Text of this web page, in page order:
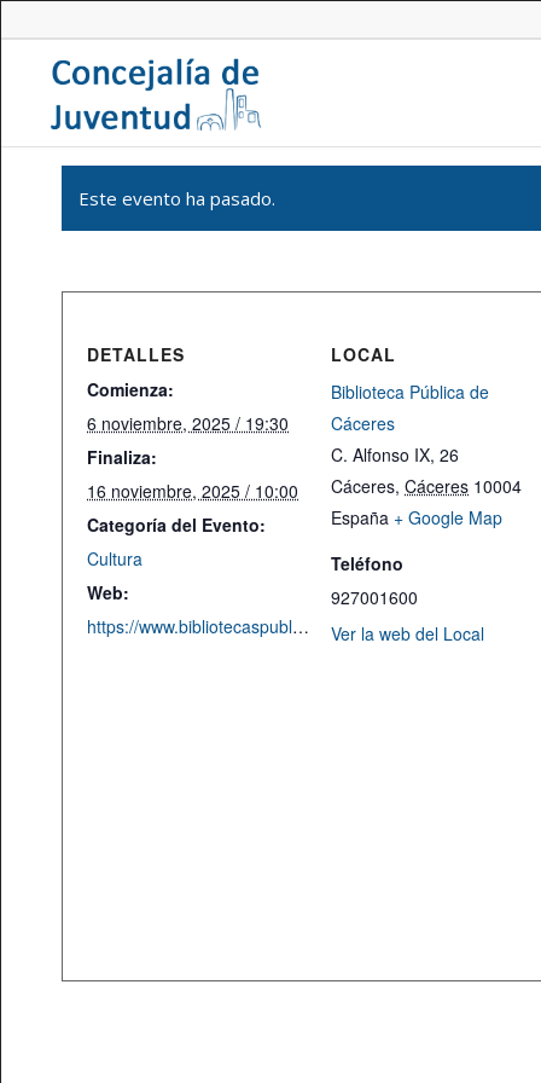
Este evento ha pasado.
DETALLES
Comienza:
6 noviembre, 2025 / 19:30
Finaliza:
16 noviembre, 2025 / 10:00
Categoría del Evento:
Cultura
Web:
https://www.bibliotecaspublicas.es/caceres/Actividades/Agenda-de-actividades/Cursos-Talleres-Jornadas/jornadasgoticas.html
LOCAL
Biblioteca Pública de
Cáceres
C. Alfonso IX, 26
Cáceres, Cáceres 10004
España + Google Map
Teléfono
927001600
Ver la web del Local